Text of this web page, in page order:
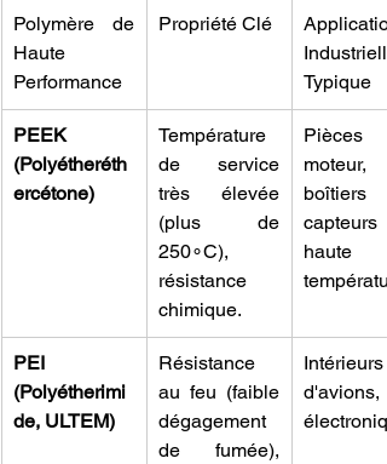
Polymère de
Haute
Performance
Propriété Clé
Industrielle
Typique
PEEK
(Polyétheréth
ercétone)
Température
de service
très élevée
(plus de
250∘C),
résistance
chimique.
Pièces
moteur,
boîtiers
capteurs
haute
PEI
(Polyétherimi
de, ULTEM)
Résistance
au feu (faible
dégagement
de fumée),
Intérieurs
d'avions,